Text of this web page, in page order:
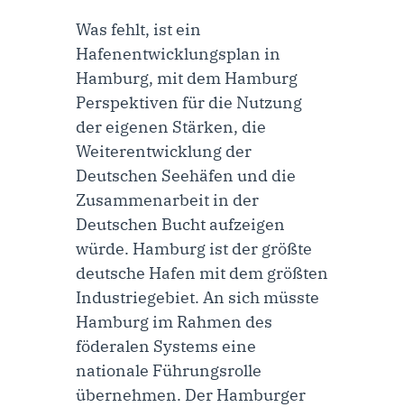
Was fehlt, ist ein
Hafenentwicklungsplan in
Hamburg, mit dem Hamburg
Perspektiven für die Nutzung
der eigenen Stärken, die
Weiterentwicklung der
Deutschen Seehäfen und die
Zusammenarbeit in der
Deutschen Bucht aufzeigen
würde. Hamburg ist der größte
deutsche Hafen mit dem größten
Industriegebiet. An sich müsste
Hamburg im Rahmen des
föderalen Systems eine
nationale Führungsrolle
übernehmen. Der Hamburger